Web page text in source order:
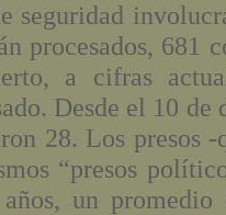
seguridad
procesados, 681
a cifras
Desde el 10
28. Los presos -
“presos
un promedio